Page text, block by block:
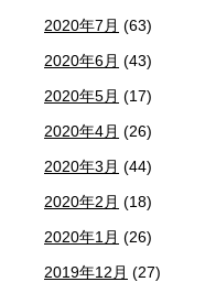
2020年7月 (63)
2020年6月 (43)
2020年5月 (17)
2020年4月 (26)
2020年3月 (44)
2020年2月 (18)
2020年1月 (26)
2019年12月 (27)